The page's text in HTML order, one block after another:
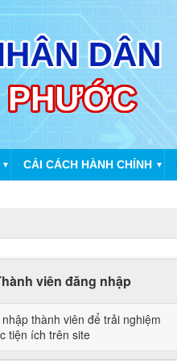
▼ CẢI CÁCH HÀNH CHÍNH ▼
viên đăng nhập
thành viên để trải nghiệm
tiện ích trên site